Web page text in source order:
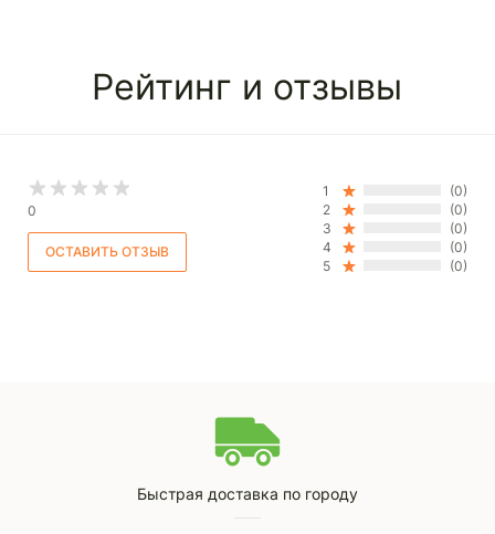
Рейтинг и отзывы
0
1
(0)
2
(0)
3
(0)
4
(0)
5
(0)
Быстрая доставка по городу